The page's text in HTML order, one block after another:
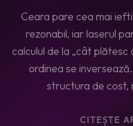
Ceara pare cea mai
rezonabil, iar laserul
calculul de la „cât plătesc
ordinea se
structura de cost,
CITEȘTE